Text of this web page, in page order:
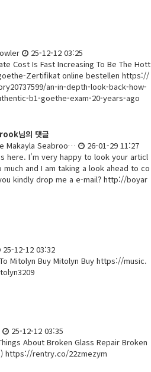
25-12-12 03:25
Cost Is Fast Increasing To Be The Hott
Zertifikat online bestellen https://
an-in-depth-look-back-how-
b1-goethe-exam-20-years-ago
님의 댓글
Makayla Seabroo…
26-01-29 11:27
here. I'm very happy to look your articl
much and I am taking a look ahead to co
kindly drop me a e-mail? http://boyar
25-12-12 03:32
Mitolyn Buy Mitolyn Buy https://music.
25-12-12 03:35
About Broken Glass Repair Broken
https://rentry.co/22zmezym